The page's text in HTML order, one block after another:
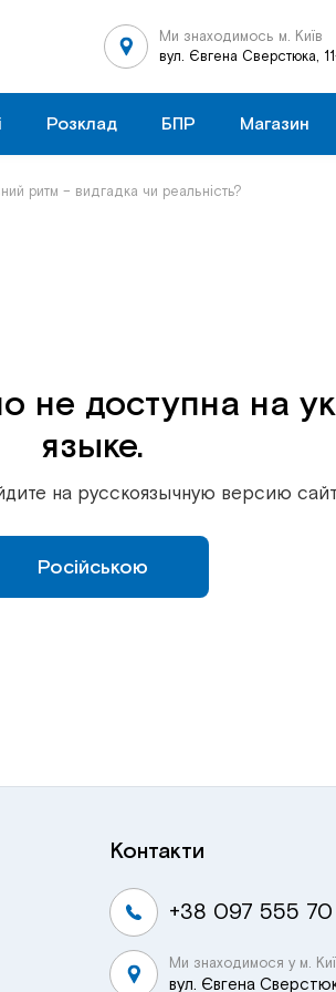
Ми знаходимось м. Київ
вул. Євгена Сверстюка,
Розклад БПР Магазин
ритм – видгадка чи реальність?
не доступна на
языке.
на русскоязычную версию
Російською
Контакти
+38 097 555 70
Ми знаходимося у м.
вул. Євгена